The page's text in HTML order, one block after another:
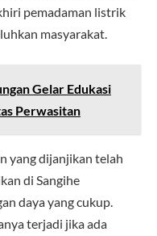
pemadaman listrik
masyarakat.
Gelar Edukasi
Perwasitan
yang dijanjikan telah
di Sangihe
daya yang cukup.
terjadi jika ada